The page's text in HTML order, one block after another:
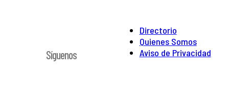
Directorio
Quienes Somos
Aviso de Privacidad
Síguenos